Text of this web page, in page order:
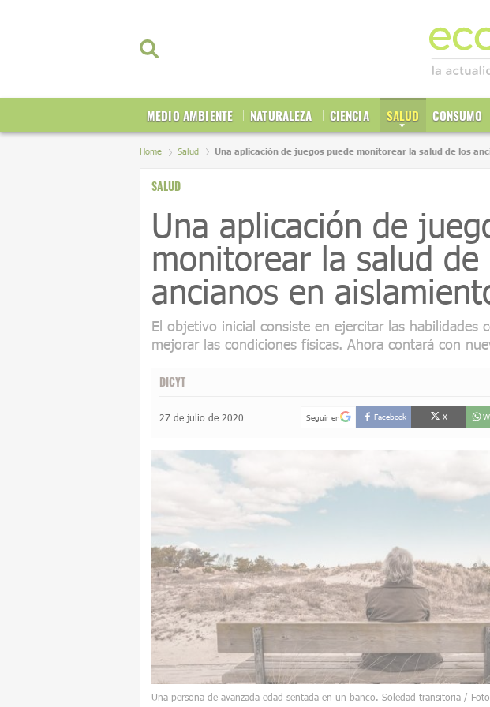
MEDIO AMBIENTE NATURALEZA CIENCIA SALUD CONSUMO
Home Salud Una aplicación de juegos puede monitorear la salud de los
SALUD
Una aplicación de
monitorear la salud de
ancianos en
El objetivo inicial consiste en ejercitar las habilidades
mejorar las condiciones físicas. Ahora contará con
DICYT
27 de julio de 2020 Seguir en Facebook X
Una persona de avanzada edad sentada en un banco. Soledad transitoria /